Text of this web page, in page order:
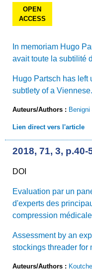
OPEN
ACCESS
In memoriam Hugo
avait toute la subtilité
Hugo Partsch has left
subtlety of a Viennese.
Auteurs/Authors : Benigni
Lien direct vers l'article
2018, 71, 3, p.40-
DOI
Evaluation par un
d'experts des
compression
Assessment by an
stockings threader for
Auteurs/Authors :